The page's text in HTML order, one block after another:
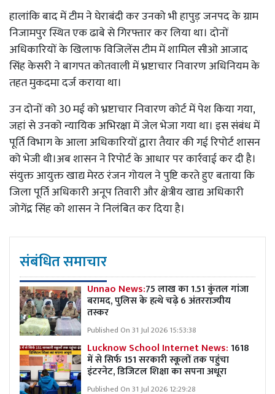
हालांकि बाद में टीम ने घेराबंदी कर उनको भी हापुड़ जनपद के ग्राम
निजामपुर स्थित एक ढाबे से गिरफ्तार कर लिया था। दोनों
अधिकारियों के खिलाफ विजिलेंस टीम में शामिल सीओ आजाद
सिंह केसरी ने बागपत कोतवाली में भ्रष्टाचार निवारण अधिनियम के
तहत मुकदमा दर्ज कराया था।
उन दोनों को 30 मई को भ्रष्टाचार निवारण कोर्ट में पेश किया गया,
जहां से उनको न्यायिक अभिरक्षा में जेल भेजा गया था। इस संबंध में
पूर्ति विभाग के आला अधिकारियों द्वारा तैयार की गई रिपोर्ट शासन
को भेजी थी।अब शासन ने रिपोर्ट के आधार पर कार्रवाई कर दी है।
संयुक्त आयुक्त खाद्य मेरठ रंजन गोयल ने पुष्टि करते हुए बताया कि
जिला पूर्ति अधिकारी अनूप तिवारी और क्षेत्रीय खाद्य अधिकारी
जोगेंद्र सिंह को शासन ने निलंबित कर दिया है।
संबंधित समाचार
Unnao News:75 लाख का 1.51 कुंतल गांजा
बरामद, पुलिस के हत्थे चढ़े 6 अंतरराज्यीय
तस्कर
Published On 31 Jul 2026 15:53:38
Lucknow School Internet News:1618
में से सिर्फ 151 सरकारी स्कूलों तक पहुंचा
इंटरनेट, डिजिटल शिक्षा का सपना अधूरा
Published On 31 Jul 2026 12:29:28